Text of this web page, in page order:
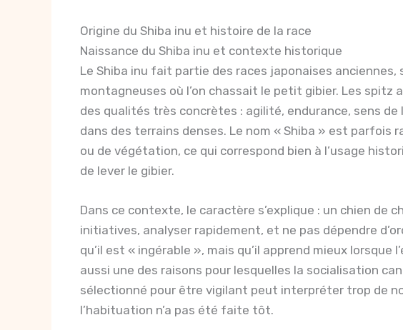
Origine du Shiba inu et histoire de la race
Naissance du Shiba inu et contexte historique
Le Shiba inu fait partie des races japonaises anciennes,
montagneuses où l’on chassait le petit gibier. Les
des qualités très concrètes : agilité, endurance, sens
dans des terrains denses. Le nom « Shiba » est parfois
ou de végétation, ce qui correspond bien à l’usage
de lever le gibier.
Dans ce contexte, le caractère s’explique : un chien de
initiatives, analyser rapidement, et ne pas dépendre
qu’il est « ingérable », mais qu’il apprend mieux lorsque
aussi une des raisons pour lesquelles la socialisation
sélectionné pour être vigilant peut interpréter trop de
l’habituation n’a pas été faite tôt.